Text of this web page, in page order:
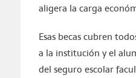
aligera la carga
Esas becas cubren
a la institución y el
del seguro escolar